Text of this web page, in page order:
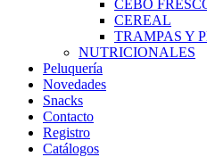
CEBO
CEREAL
TRAMPAS Y
NUTRICIONALES
Peluquería
Novedades
Snacks
Contacto
Registro
Catálogos